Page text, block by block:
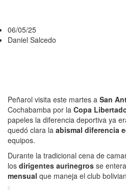
06/05/25
Daniel Salcedo
Peñarol visita este martes a San
Cochabamba por la Copa
papeles la diferencia deportiva ya
quedó clara la abismal diferencia
equipos.
Durante la tradicional cena de
los dirigentes aurinegros se
mensual que maneja el club